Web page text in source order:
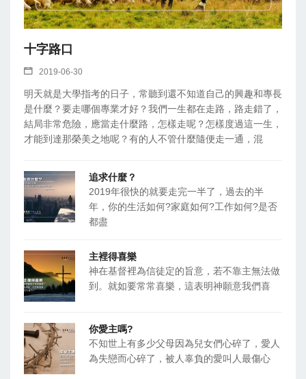
十字路口
2019-06-30
明天就是大學指考的日子，常聽到還不知道自己的興趣和專長
是什麼？要走哪個專業才好？我們一生都在走路，路走錯了，
結局非常危險，應當走什麼路，怎樣走呢？怎樣度過這一生，
才能到達那榮美之地呢？有的人不管什麼隨便走一通，混
追求什麼？
2019年很快的就要走完一半了，過去的半
年，你的生活如何?家庭如何?工作如何?是否
都盡
主裡得喜樂
神在基督裡為信徒定的旨意，若不靠主無法做
到。就如要常常喜樂，這表明神願意我們喜
你愛主嗎?
不知世上有多少父母因為兒女們心碎了，愛人
為失戀而心碎了，被人辜負的愛叫人最傷心